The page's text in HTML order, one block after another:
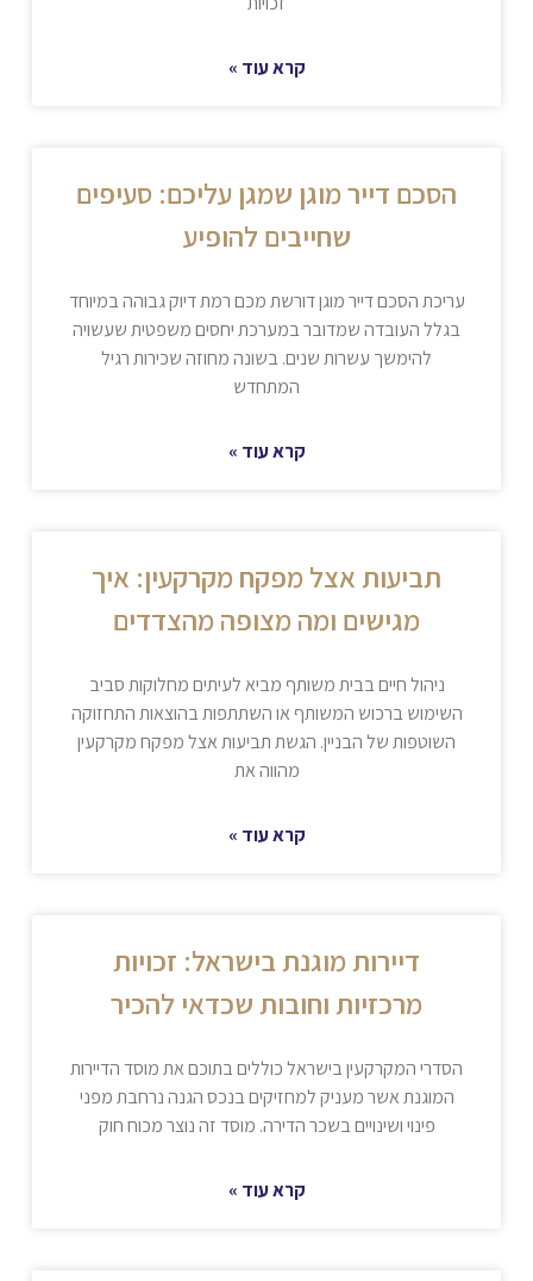
קרא עוד »
הסכם דייר מוגן שמגן עליכם: סעיפים
שחייבים להופיע
עריכת הסכם דייר מוגן דורשת מכם רמת דיוק גבוהה במיוחד
בגלל העובדה שמדובר במערכת יחסים משפטית שעשויה
להימשך עשרות שנים. בשונה מחוזה שכירות רגיל
המתחדש
קרא עוד »
תביעות אצל מפקח מקרקעין: איך
מגישים ומה מצופה מהצדדים
ניהול חיים בבית משותף מביא לעיתים מחלוקות סביב
השימוש ברכוש המשותף או השתתפות בהוצאות התחזוקה
השוטפות של הבניין. הגשת תביעות אצל מפקח מקרקעין
מהווה את
קרא עוד »
דיירות מוגנת בישראל: זכויות
מרכזיות וחובות שכדאי להכיר
הסדרי המקרקעין בישראל כוללים בתוכם את מוסד הדיירות
המוגנת אשר מעניק למחזיקים בנכס הגנה נרחבת מפני
פינוי ושינויים בשכר הדירה. מוסד זה נוצר מכוח חוק
קרא עוד »